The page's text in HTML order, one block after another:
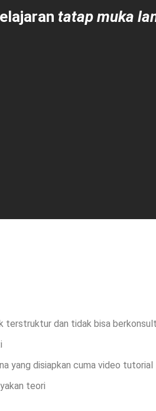
tatap muka
dan tidak bisa
yang disiapkan cuma video tutorial
teori